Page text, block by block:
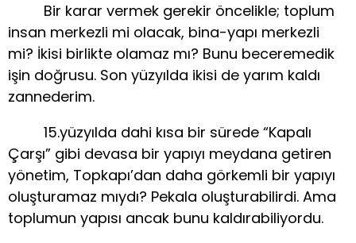
Bir karar vermek gerekir öncelikle; toplum
insan merkezli mi olacak, bina-yapı merkezli
mi? İkisi birlikte olamaz mı? Bunu beceremedik
işin doğrusu. Son yüzyılda ikisi de yarım kaldı
zannederim.
15.yüzyılda dahi kısa bir sürede “Kapalı
Çarşı” gibi devasa bir yapıyı meydana getiren
yönetim, Topkapı’dan daha görkemli bir yapıyı
oluşturamaz mıydı? Pekala oluşturabilirdi. Ama
toplumun yapısı ancak bunu kaldırabiliyordu.